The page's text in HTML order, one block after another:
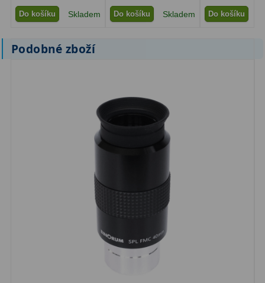
Dárkové1
Do košíku Skladem Do košíku Skladem Do košíku
Podobné zboží